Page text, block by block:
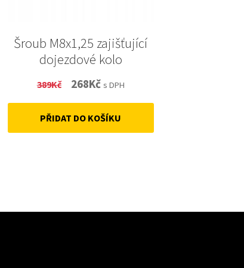
Šroub M8x1,25 zajišťující
dojezdové kolo
389Kč
Original
price
was:
268KčCurrent
price
is:
s DPH
PŘIDAT DO KOŠÍKU